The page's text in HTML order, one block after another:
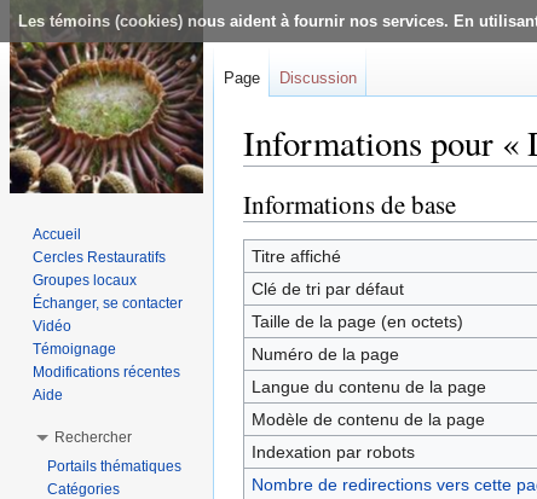
Les témoins (cookies) nous aident à fournir nos services. En
Informations pour «
Informations de base
Titre affiché
Clé de tri par défaut
Taille de la page (en octets)
Numéro de la page
Langue du contenu de la page
Modèle de contenu de la page
Indexation par robots
Nombre de redirections vers cette
Page Discussion
Accueil
Cercles Restauratifs
Groupes locaux
Échanger, se contacter
Vidéo
Témoignage
Modifications récentes
Aide
Rechercher
Portails thématiques
Catégories